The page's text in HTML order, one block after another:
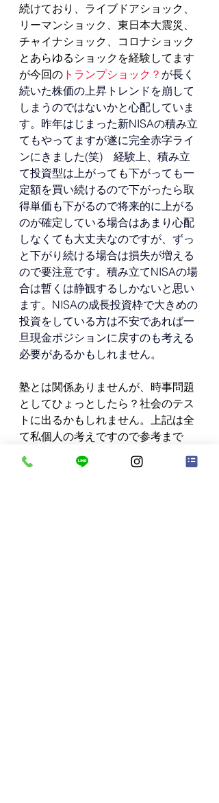
続けており、ライブドアショック、
リーマンショック、東日本大震災、
チャイナショック、コロナショック
とあらゆるショックを経験してます
が今回の トランプショック？ が長く
続いた株価の上昇トレンドを崩して
しまうのではないかと心配していま
す。昨年はじまった新NISAの積み立
てもやってますが遂に完全赤字ライ
ンにきました(笑)　経験上、積み立
て投資型は上がっても下がっても一
定額を買い続けるので下がったら取
得単価も下がるので将来的に上がる
のが確定している場合はあまり心配
しなくても大丈夫なのですが、ずっ
と下がり続ける場合は損失が増える
ので要注意です。積み立てNISAの場
合は暫くは静観するしかないと思い
ます。NISAの成長投資枠で大きめの
投資をしている方は不安であれば一
旦現金ポジションに戻すのも考える
必要があるかもしれません。
塾とは関係ありませんが、時事問題
としてひょっとしたら？社会のテス
トに出るかもしれません。上記は全
て私個人の考えですので参考まで
に！